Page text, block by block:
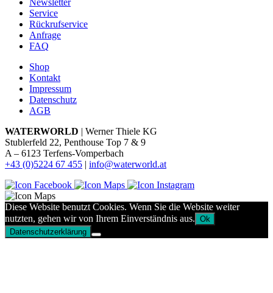
Service
Rückrufservice
Anfrage
FAQ
Shop
Kontakt
Impressum
Datenschutz
AGB
WATERWORLD | Werner Thiele KG
Stublerfeld 22, Penthouse Top 7 & 9
A – 6123 Terfens-Vomperbach
+43 (0)5224 67 455 | info@waterworld.at
Diese Website benutzt Cookies. Wenn Sie die Website weiter
nutzten, gehen wir von Ihrem Einverständnis aus. Ok
Datenschutzerklärung